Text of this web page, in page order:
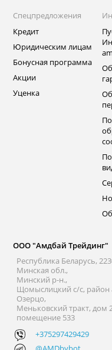
Спецпредложения
Кредит
Юридическим лицам
Бонусная программа
Акции
Уценка
ООО "Амдбай Трейдинг"
Республика Беларусь,
Минская обл.,
Минский р-н.,
Щомыслицкий с/с, район
Озерцо,
Меньковский тракт, дом
помещение 533
+375297429429